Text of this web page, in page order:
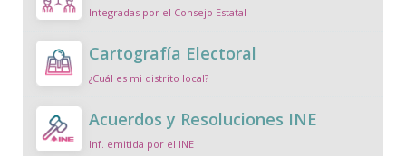
Integradas por el Consejo Estatal
Cartografía Electoral
¿Cuál es mi distrito local?
Acuerdos y Resoluciones INE
Inf. emitida por el INE